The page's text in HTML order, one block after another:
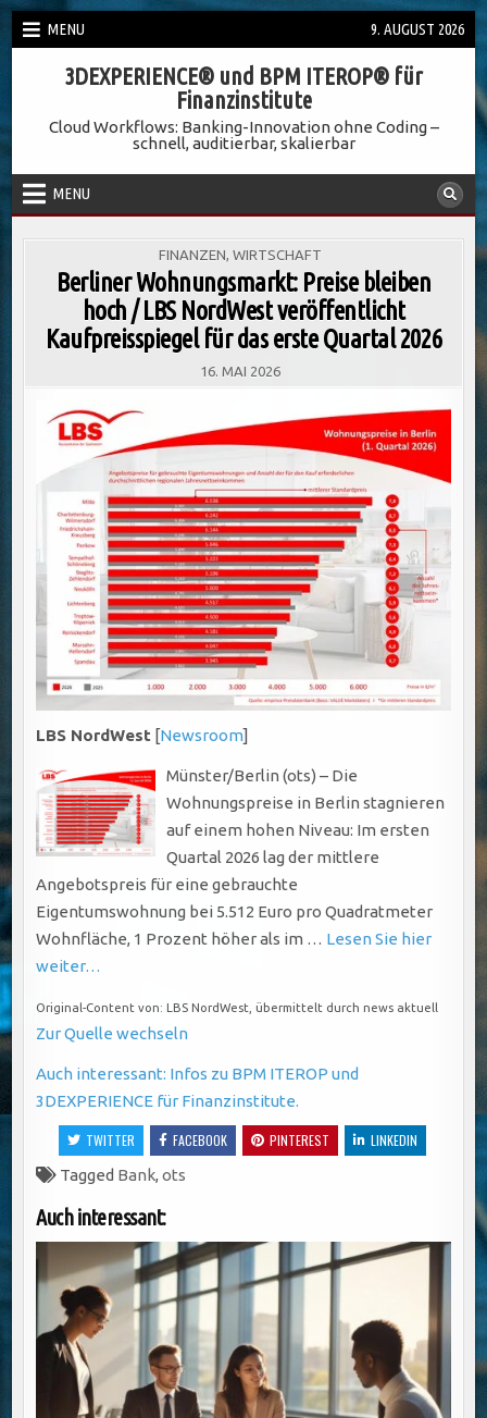
Skip
to
MENU 9. AUGUST 2026
3DEXPERIENCE® und BPM ITEROP® für
Finanzinstitute
Cloud Workflows: Banking-Innovation ohne Coding –
schnell, auditierbar, skalierbar
MENU
POSTED
IN
FINANZEN WIRTSCHAFT
Berliner Wohnungsmarkt: Preise bleiben
hoch / LBS NordWest veröffentlicht
Kaufpreisspiegel für das erste Quartal 2026
16. MAI 2026
LBS NordWest [Newsroom]
Münster/Berlin (ots) – Die
Wohnungspreise in Berlin stagnieren
auf einem hohen Niveau: Im ersten
Quartal 2026 lag der mittlere
Angebotspreis für eine gebrauchte
Eigentumswohnung bei 5.512 Euro pro Quadratmeter
Wohnfläche, 1 Prozent höher als im … Lesen Sie hier
weiter…
Original-Content von: LBS NordWest, übermittelt durch news aktuell
Zur Quelle wechseln
Auch interessant: Infos zu BPM ITEROP und
3DEXPERIENCE für Finanzinstitute.
TWITTER FACEBOOK PINTEREST
LINKEDIN
Tagged Bank,ots
Auch interessant: